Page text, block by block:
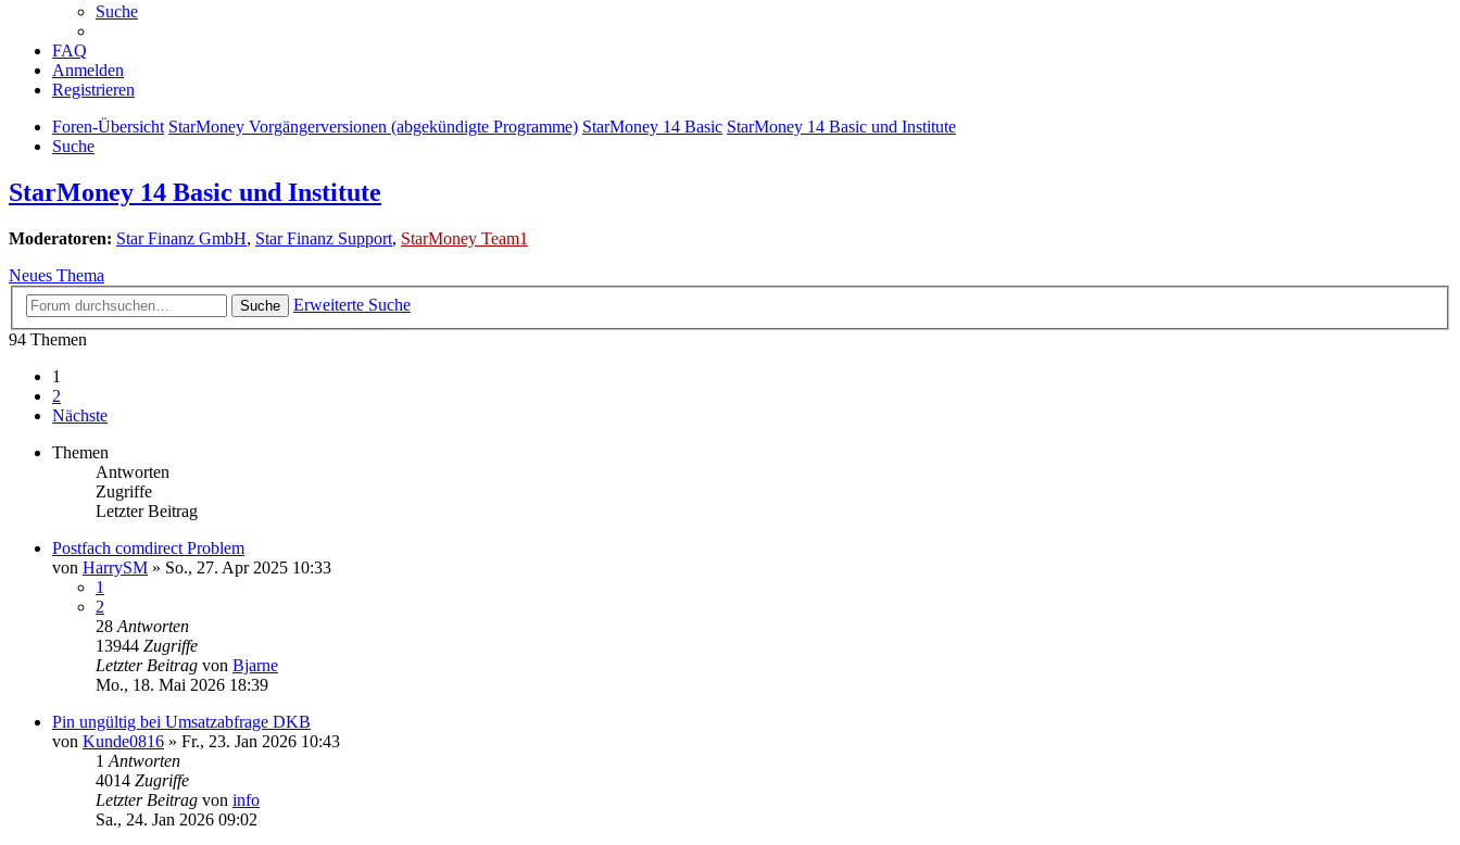
Suche
FAQ
Anmelden
Registrieren
Foren-Übersicht StarMoney Vorgängerversionen (abgekündigte Programme) StarMoney 14 Basic StarMoney 14 Basic und Institute
Suche
StarMoney 14 Basic und Institute
Moderatoren: Star Finanz GmbH, Star Finanz Support, StarMoney Team1
Neues Thema
Suche
Erweiterte Suche
94 Themen
1
2
Nächste
Themen
Antworten
Zugriffe
Letzter Beitrag
Postfach comdirect Problem
von HarrySM » So., 27. Apr 2025 10:33
1
2
28 Antworten
13944 Zugriffe
Letzter Beitrag von Bjarne
Mo., 18. Mai 2026 18:39
Pin ungültig bei Umsatzabfrage DKB
von Kunde0816 » Fr., 23. Jan 2026 10:43
1 Antworten
4014 Zugriffe
Letzter Beitrag von info
Sa., 24. Jan 2026 09:02